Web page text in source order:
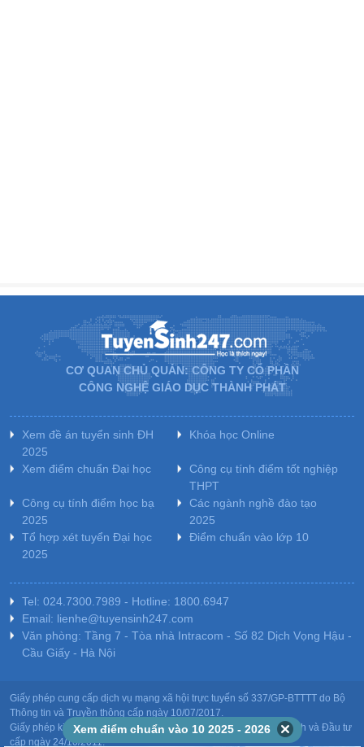
CƠ QUAN CHỦ QUẢN: CÔNG TY CỔ PHẦN
CÔNG NGHỆ GIÁO DỤC THÀNH PHÁT
Xem đề án tuyển sinh ĐH
2025
Khóa học Online
Xem điểm chuẩn Đại học
Công cụ tính điểm tốt nghiệp
THPT
Công cụ tính điểm học bạ
2025
Các ngành nghề đào tạo
2025
Tổ hợp xét tuyển Đại học
2025
Điểm chuẩn vào lớp 10
Tel: 024.7300.7989 - Hotline: 1800.6947
Email: lienhe@tuyensinh247.com
Văn phòng: Tầng 7 - Tòa nhà Intracom - Số 82 Dịch Vọng Hậu -
Cầu Giấy - Hà Nội
Giấy phép cung cấp dịch vụ mạng xã hội trực tuyến số 337/GP-BTTTT do Bộ
Thông tin và Truyền thông cấp ngày 10/07/2017.
Giấy phép kinh doanh giáo dục: MST-0106478082 do Sở Kế hoạch và Đầu tư
cấp ngày 24/10/2011.
Xem điểm chuẩn vào 10 2025 - 2026